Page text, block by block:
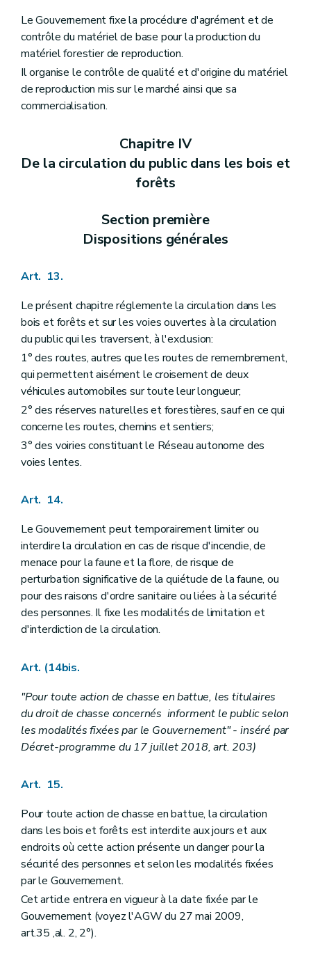
Le Gouvernement fixe la procédure d'agrément et de
contrôle du matériel de base pour la production du
matériel forestier de reproduction.
Il organise le contrôle de qualité et d'origine du matériel
de reproduction mis sur le marché ainsi que sa
commercialisation.
Chapitre IV
De la circulation du public dans les bois et
forêts
Section première
Dispositions générales
Art. 13.
Le présent chapitre réglemente la circulation dans les
bois et forêts et sur les voies ouvertes à la circulation
du public qui les traversent, à l'exclusion:
1° des routes, autres que les routes de remembrement,
qui permettent aisément le croisement de deux
véhicules automobiles sur toute leur longueur;
2° des réserves naturelles et forestières, sauf en ce qui
concerne les routes, chemins et sentiers;
3° des voiries constituant le Réseau autonome des
voies lentes.
Art. 14.
Le Gouvernement peut temporairement limiter ou
interdire la circulation en cas de risque d'incendie, de
menace pour la faune et la flore, de risque de
perturbation significative de la quiétude de la faune, ou
pour des raisons d'ordre sanitaire ou liées à la sécurité
des personnes. Il fixe les modalités de limitation et
d'interdiction de la circulation.
Art. (14bis.
"Pour toute action de chasse en battue, les titulaires
du droit de chasse concernés informent le public selon
les modalités fixées par le Gouvernement" - inséré par
Décret-programme du 17 juillet 2018, art. 203)
Art. 15.
Pour toute action de chasse en battue, la circulation
dans les bois et forêts est interdite aux jours et aux
endroits où cette action présente un danger pour la
sécurité des personnes et selon les modalités fixées
par le Gouvernement.
Cet article entrera en vigueur à la date fixée par le
Gouvernement (voyez l'AGW du 27 mai 2009,
art.35 ,al. 2, 2°).